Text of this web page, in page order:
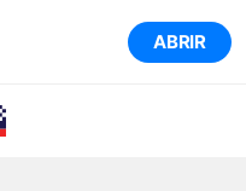
ABRIR